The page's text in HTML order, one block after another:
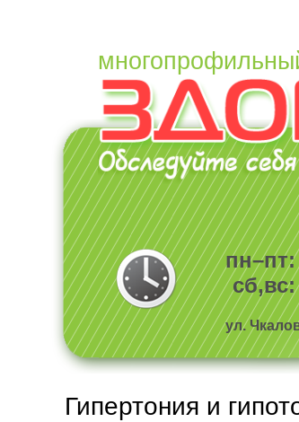
сб,вс:
ул.
Гипертония и